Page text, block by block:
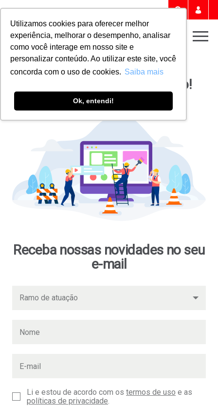
Utilizamos cookies para oferecer melhor
experiência, melhorar o desempenho, analisar
como você interage em nosso site e
personalizar conteúdo. Ao utilizar este site, você
concorda com o uso de cookies. Saiba mais
Ok, entendi!
BuscarPortal
PERGUNTAS FREQUENTES
Página em desenvolvimento!
Receba nossas novidades no seu
e-mail
Li e estou de acordo com os termos de uso e as
políticas de privacidade.